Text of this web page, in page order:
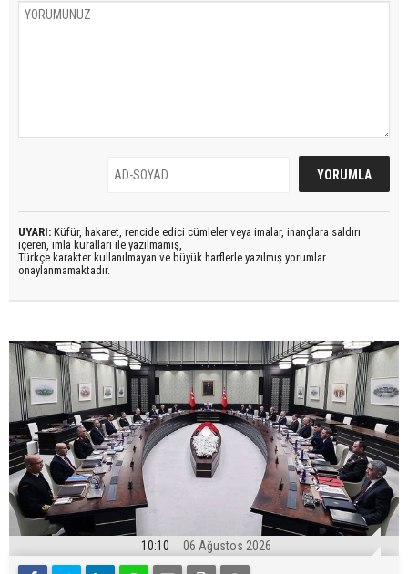
UYARI: Küfür, hakaret, rencide edici cümleler veya imalar, inançlara saldırı
içeren, imla kuralları ile yazılmamış,
Türkçe karakter kullanılmayan ve büyük harflerle yazılmış yorumlar
onaylanmamaktadır.
10:10 06 Ağustos 2026